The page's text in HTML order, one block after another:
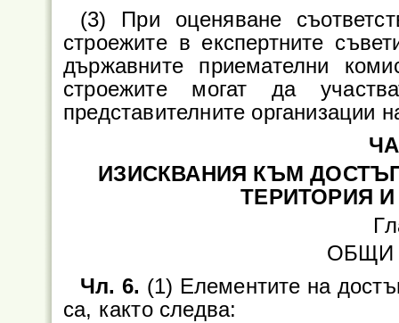
(3) При оценяване
строежите в експертните
държавните приемателни
строежите могат да
представителните организации
ИЗИСКВАНИЯ КЪМ
ТЕРИТОРИЯ
ОБЩИ
Чл. 6. (1) Елементите на
са, както следва: